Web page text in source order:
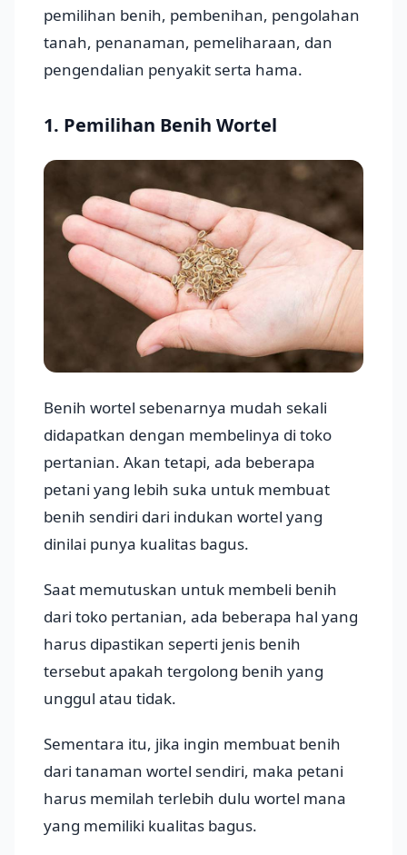
pemilihan benih, pembenihan, pengolahan
tanah, penanaman, pemeliharaan, dan
pengendalian penyakit serta hama.
1. Pemilihan Benih Wortel
Benih wortel sebenarnya mudah sekali
didapatkan dengan membelinya di toko
pertanian. Akan tetapi, ada beberapa
petani yang lebih suka untuk membuat
benih sendiri dari indukan wortel yang
dinilai punya kualitas bagus.
Saat memutuskan untuk membeli benih
dari toko pertanian, ada beberapa hal yang
harus dipastikan seperti jenis benih
tersebut apakah tergolong benih yang
unggul atau tidak.
Sementara itu, jika ingin membuat benih
dari tanaman wortel sendiri, maka petani
harus memilah terlebih dulu wortel mana
yang memiliki kualitas bagus.